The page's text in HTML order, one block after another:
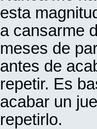
esta
a cansarme
meses de
antes de
repetir. Es
acabar un
repetirlo.